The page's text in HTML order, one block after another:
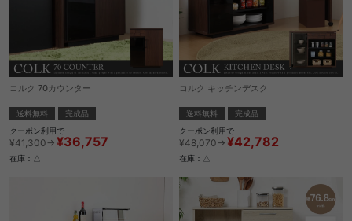
コルク 70カウンター
送料無料
完成品
クーポン利用で
¥41,300→ ¥36,757
在庫：△
コルク キッチンデスク
送料無料
完成品
クーポン利用で
¥48,070→ ¥42,782
在庫：△